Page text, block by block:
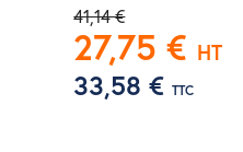
41,14 €
27,75 € HT
33,58 € TTC